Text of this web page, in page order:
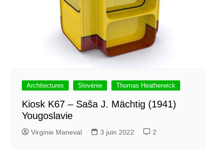
Architectures Slovénie Thomas Heatherwick
Kiosk K67 – Saša J. Mächtig (1941)
Yougoslavie
Virginie Maneval 3 juin 2022 2